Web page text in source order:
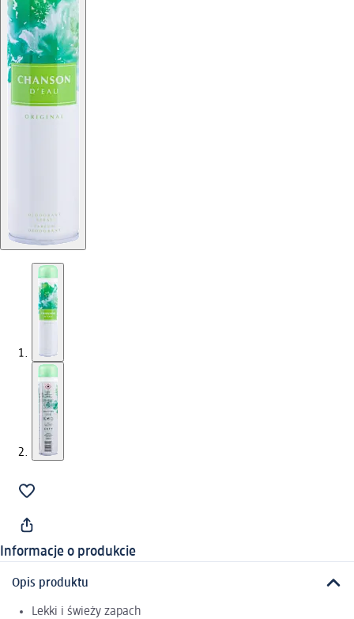
Informacje o produkcie
Opis produktu
Lekki i świeży zapach